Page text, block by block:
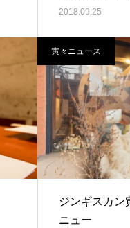
2018.09.25
寅々ニュース
ジンギスカン
ニュー